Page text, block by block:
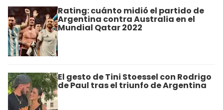
Rating: cuánto midió el partido de
Argentina contra Australia en el
Mundial Qatar 2022
El gesto de Tini Stoessel con Rodrigo
de Paul tras el triunfo de Argentina